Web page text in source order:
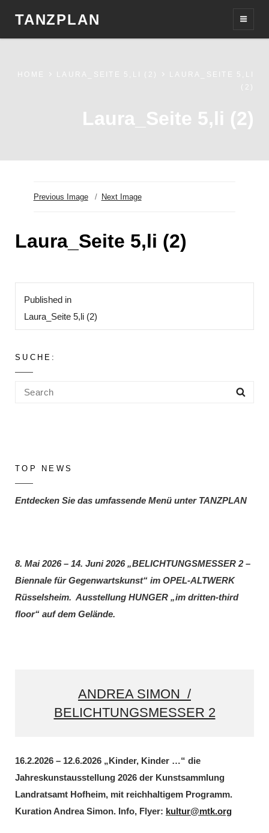
TANZPLAN
HOME LAURA_SEITE 5,LI (2)
LAURA_SEITE 5,LI
(2)
Laura_Seite 5,li (2)
Previous Image Next Image
Laura_Seite 5,li (2)
Beitragsnavigation
Published in
Laura_Seite 5,li (2)
SUCHE:
Search
TOP NEWS
Entdecken Sie das umfassende Menü unter TANZPLAN
8. Mai 2026 – 14. Juni 2026 „BELICHTUNGSMESSER 2 –
Biennale für Gegenwartskunst“ im OPEL-ALTWERK
Rüsselsheim. Ausstellung HUNGER „im dritten-third
floor“ auf dem Gelände.
ANDREA SIMON /
BELICHTUNGSMESSER 2
16.2.2026 – 12.6.2026 „Kinder, Kinder …“ die
Jahreskunstausstellung 2026 der Kunstsammlung
Landratsamt Hofheim, mit reichhaltigem Programm.
Kuration Andrea Simon. Info, Flyer: kultur@mtk.org